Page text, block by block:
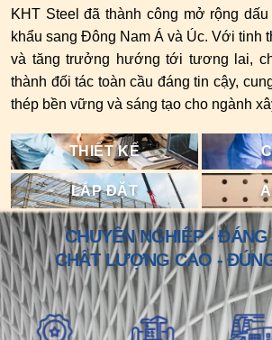
KHT Steel đã thành công mở rộng
khẩu sang Đông Nam Á và Úc. Với tinh
và tăng trưởng hướng tới tương lai,
thành đối tác toàn cầu đáng tin cậy,
thép bền vững và sáng tạo cho ngành
THIẾT KẾ
LẮP ĐẶT
CHUYÊN NGHIỆP - ĐÁNG
CHẤT LƯỢNG CAO -